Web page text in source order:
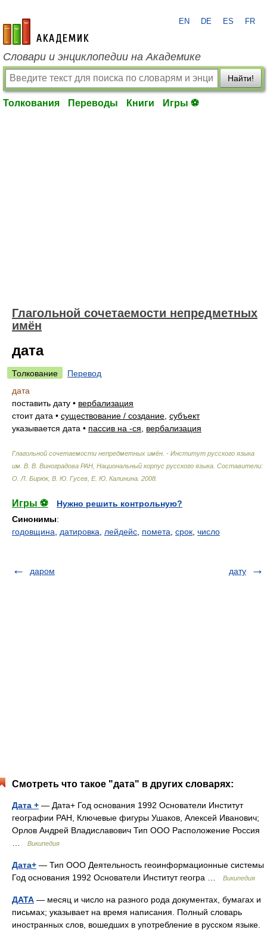
academic.ru
EN DE ES FR
Словари и энциклопедии на Академике
Найти!
Толкования Переводы Книги Игры ⚽
Глагольной сочетаемости непредметных
имён
дата
Толкование
Перевод
дата
поставить дату • вербализация
стоит дата • существование / создание субъект
указывается дата • пассив на -ся вербализация
Глагольной сочетаемости непредметных имён. - Институт русского языка
им. В. В. Виноградова РАН, Национальный корпус русского языка Составители:
О. Л. Бирюк, В. Ю. Гусев, Е. Ю. Калинина 2008
Игры ⚽
Нужно решить контрольную?
Синонимы:
годовщина
датировка лейдейс помета срок число
даром дату
Смотреть что такое "дата" в других словарях:
Дата + — Дата+ Год основания 1992 Основатели Институт
географии РАН, Ключевые фигуры Ушаков, Алексей Иванович;
Орлов Андрей Владиславович Тип ООО Расположение Россия
Википедия
Дата+ — Тип ООО Деятельность геоинформационные системы
Год основания 1992 Основатели Институт геогра …
Википедия
ДАТА — месяц и число на разного рода документах, бумагах и
письмах; указывает на время написания. Полный словарь
иностранных слов, вошедших в употребление в русском языке.